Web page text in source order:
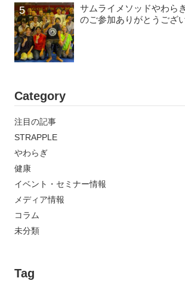
サムライメソッドやわら
のご参加ありがとうござ
Category
注目の記事
STRAPPLE
やわらぎ
健康
イベント・セミナー情報
メディア情報
コラム
未分類
Tag